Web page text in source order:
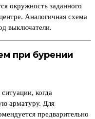
окружность заданного
Аналогичная схема
выключатели.
при бурении
когда
арматуру. Для
предварительно